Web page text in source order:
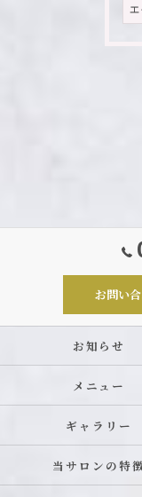
お問い
お知らせ
メニュー
ギャラリー
当サロンの特